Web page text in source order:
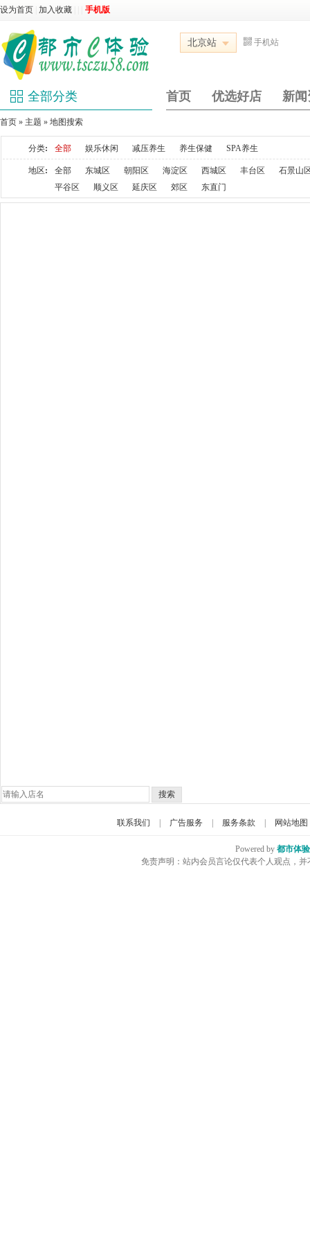
设为首页 加入收藏 手机版
北京站 手机站
全部分类 首页 优选好店 新闻
首页 » 主题 » 地图搜索
分类: 全部 娱乐休闲 减压养生 养生保健 SPA养生
地区: 全部 东城区 朝阳区 海淀区 西城区 丰台区
石景山
平谷区
顺义区 延庆区 郊区 东直门
搜索
联系我们 广告服务 服务条款 网站地图
Powered by 都市体
免责声明：站内会员言论仅代表个人观点，